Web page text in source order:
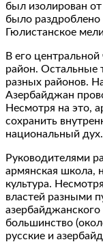
был изолирован
было
Гюлистанское
В его
район. Остальные
разных районов.
Азербайджан
Несмотря на это,
сохранить
национальный дух.
Руководителями
армянская школа,
культура.
властей разными
большинство
русские и